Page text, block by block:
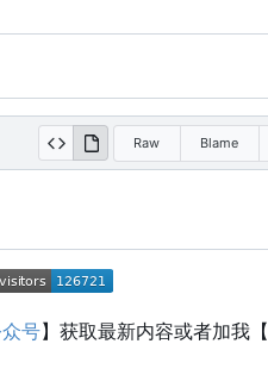
Raw Blame
号】获取最新内容或者加我【